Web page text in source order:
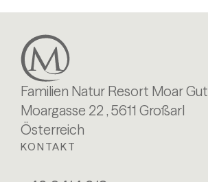
Familien Natur Resort Moar Gut
Moargasse 22 , 5611 Großarl
Österreich
KONTAKT